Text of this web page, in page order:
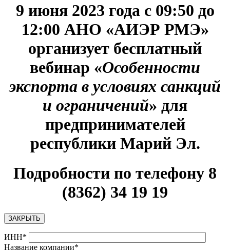
9 июня 2023 года с 09:50 до
12:00 АНО «АИЭР РМЭ»
организует бесплатный
вебинар «Особенности
экспорта в условиях санкций
и ограничений» для
предпринимателей
республики Марий Эл.
Подробности по телефону 8
(8362) 34 19 19
ЗАКРЫТЬ
ИНН*
Название компании*